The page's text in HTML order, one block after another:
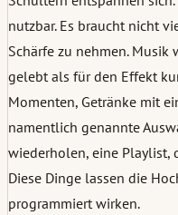
nutzbar. Es braucht nicht
Schärfe zu nehmen.
gelebt als für den Effekt
Momenten, Getränke mit
namentlich genannte
wiederholen, eine Playlist,
Diese Dinge lassen die
programmiert wirken.